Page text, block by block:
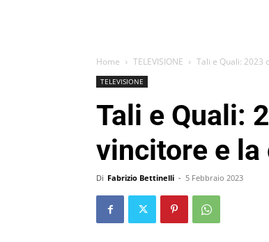
Home TELEVISIONE Tali e Quali: 2023
TELEVISIONE
Tali e Quali:
vincitore e
Di Fabrizio Bettinelli - 5 Febbraio 2023